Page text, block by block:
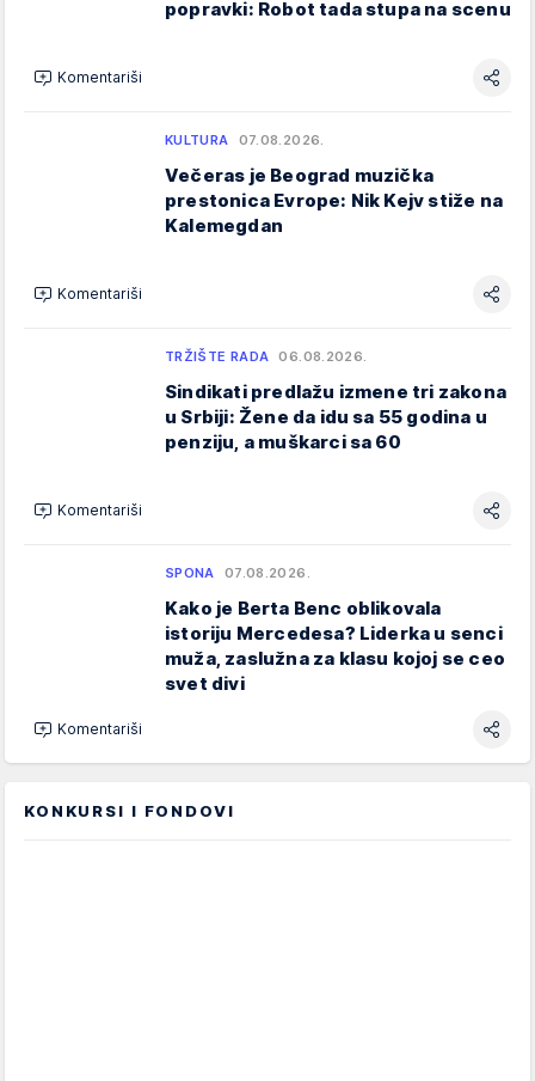
popravki: Robot tada stupa na scenu
Komentariši
KULTURA 07.08.2026.
Večeras je Beograd muzička
prestonica Evrope: Nik Kejv stiže na
Kalemegdan
Komentariši
TRŽIŠTE RADA 06.08.2026.
Sindikati predlažu izmene tri zakona
u Srbiji: Žene da idu sa 55 godina u
penziju, a muškarci sa 60
Komentariši
SPONA 07.08.2026.
Kako je Berta Benc oblikovala
istoriju Mercedesa? Liderka u senci
muža, zaslužna za klasu kojoj se ceo
svet divi
Komentariši
KONKURSI I FONDOVI